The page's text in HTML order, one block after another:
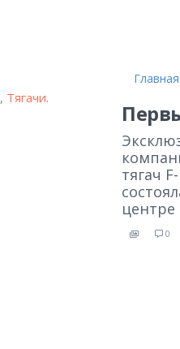
, Тягачи.
Главная
тягач
центре
0